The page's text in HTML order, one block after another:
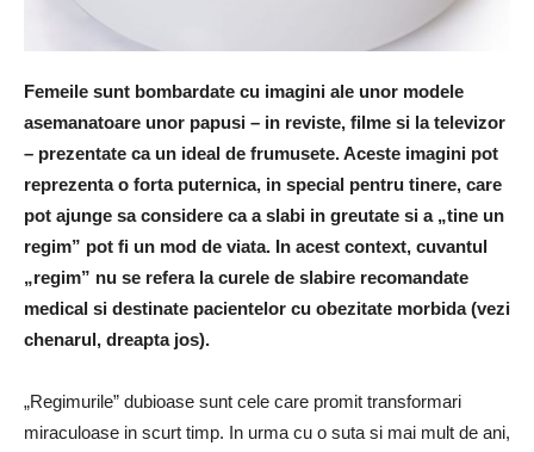
Femeile sunt bombardate cu imagini ale unor modele
asemanatoare unor papusi – in reviste, filme si la televizor
– prezentate ca un ideal de frumusete. Aceste imagini pot
reprezenta o forta puternica, in special pentru tinere, care
pot ajunge sa considere ca a slabi in greutate si a „tine un
regim” pot fi un mod de viata. In acest context, cuvantul
„regim” nu se refera la curele de slabire recomandate
medical si destinate pacientelor cu obezitate morbida (vezi
chenarul, dreapta jos).
„Regimurile” dubioase sunt cele care promit trans­formari
miraculoase in scurt timp. In urma cu o suta si mai mult de ani,